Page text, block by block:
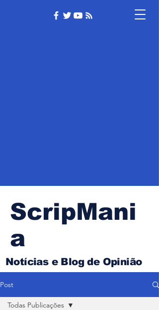
ScripMani
a
Notícias e Blog de Opinião
Post
Todas Publicações